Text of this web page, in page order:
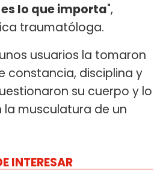
lo que importa",
traumatóloga.
usuarios la tomaron
constancia, disciplina y
su cuerpo y lo
musculatura de un
INTERESAR